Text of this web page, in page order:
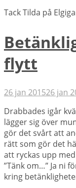
Tack Tilda på
flytt
26 jan 201526 jan
Drabbades igår
lägger sig över
gör det svårt att
rätt som gör det
att ryckas upp
”Tänk om…” Ja ni
kring